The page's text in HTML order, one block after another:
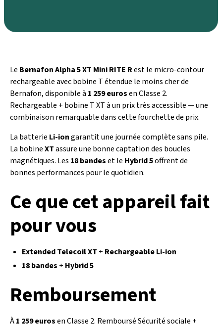
Le Bernafon Alpha 5 XT Mini RITE Rest le micro-contour
rechargeable avec bobine T étendue le moins cher de
Bernafon, disponible à 1 259 eurosen Classe 2.
Rechargeable + bobine T XT à un prix très accessible — une
combinaison remarquable dans cette fourchette de prix.
La batterie Li-iongarantit une journée complète sans pile.
La bobineXTassure une bonne captation des boucles
magnétiques. Les 18 bandeset le Hybrid 5offrent de
bonnes performances pour le quotidien.
Ce que cet appareil fait
pour vous
Extended Telecoil XT + Rechargeable Li-ion
18 bandes + Hybrid 5
Remboursement
À1 259 eurosen Classe 2. Remboursé Sécurité sociale +